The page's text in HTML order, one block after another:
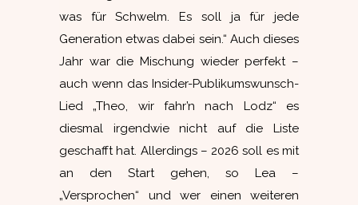
was für Schwelm. Es soll ja für jede
Generation etwas dabei sein.“ Auch dieses
Jahr war die Mischung wieder perfekt –
auch wenn das Insider-Publikumswunsch-
Lied „Theo, wir fahr’n nach Lodz“ es
diesmal irgendwie nicht auf die Liste
geschafft hat. Allerdings – 2026 soll es mit
an den Start gehen, so Lea –
„Versprochen“ und wer einen weiteren